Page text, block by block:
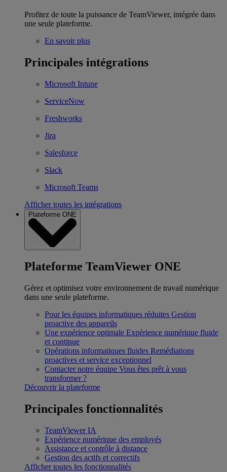
Profitez de toute la puissance de TeamViewer, intégrée dans
une seule plateforme.
En savoir plus
Principales intégrations
Microsoft Intune
ServiceNow
Freshworks
Jira
Salesforce
Slack
Microsoft Teams
Afficher toutes les intégrations
Plateforme ONE
Plateforme TeamViewer ONE
Gérez et optimisez votre environnement de travail numérique
dans une seule plateforme.
Pour les équipes informatiques réduites Gestion
proactive des appareils
Une expérience optimale Expérience numérique fluide
et continue
Opérations informatiques fluides Remédiations
proactives et service exceptionnel
Contacter notre équipe Vous êtes prêt à vous
transformer ?
Découvrir la plateforme
Principales fonctionnalités
TeamViewer IA
Expérience numérique des employés
Assistance et contrôle à distance
Gestion des actifs et correctifs
Afficher toutes les fonctionnalités